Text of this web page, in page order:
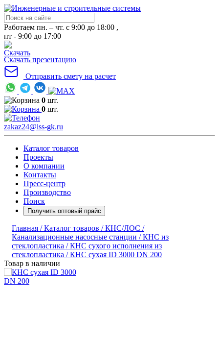
Работаем пн. – чт. с 9:00 до 18:00 ,
пт - 9:00 до 17:00
Скачать презентацию
Отправить смету на расчет
0 шт.
0 шт.
zakaz24@iss-gk.ru
Каталог товаров
Проекты
О компании
Контакты
Пресс-центр
Производство
Поиск
Получить оптовый прайс
Главная /Каталог товаров /КНС/ЛОС /
Канализационные насосные станции /КНС из
стеклопластика /КНС сухого исполнения из
стеклопластика /КНС сухая ID 3000 DN 200
Товар в наличии